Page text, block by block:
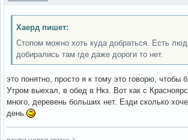
Хаерд пишет:
Стопом можно хоть куда добраться. Есть
добирались там где даже дороги то нет.
это понятно, просто я к тому это говорю, чтобы
Утром выехал, в обед в Нкз. Вот как с
много, деревень больших нет. Езди сколько
день